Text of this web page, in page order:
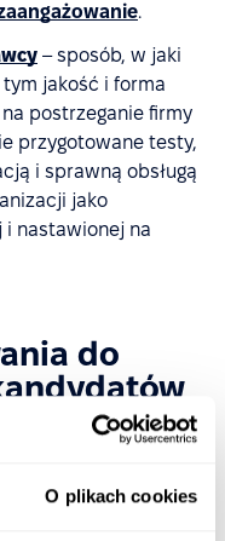
O plikach cookies
.
– sposób, w jaki
jakość i forma
postrzeganie firmy
przygotowane testy,
i sprawną obsługą
jako
i nastawionej na
do
do testów
potencjalnych
jego wdrożeniu i